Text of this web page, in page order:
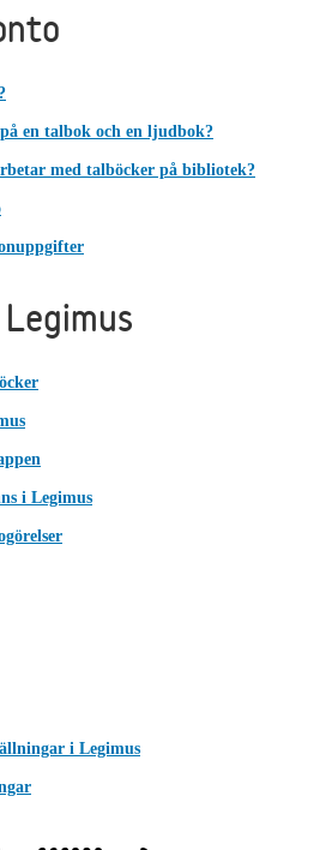
en talbok och en ljudbok?
med talböcker på bibliotek?
i Legimus
i Legimus